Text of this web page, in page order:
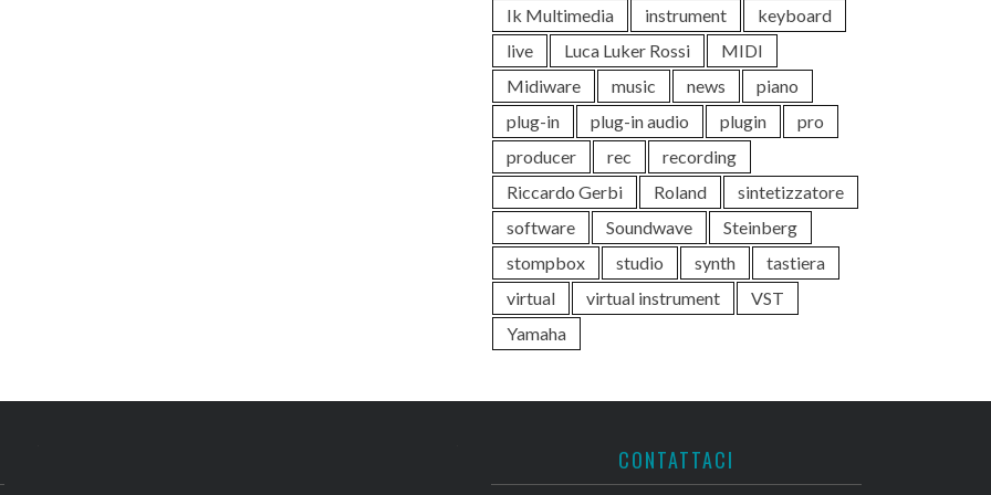
Ik Multimedia
instrument
keyboard
live
Luca Luker Rossi
MIDI
Midiware
music news
piano
plug-in
plug-in audio plugin
pro
producer
rec
recording
Riccardo Gerbi
Roland
sintetizzatore
software
Soundwave
Steinberg
stompbox
studio synth
tastiera
virtual
virtual instrument
VST
Yamaha
CONTATTACI